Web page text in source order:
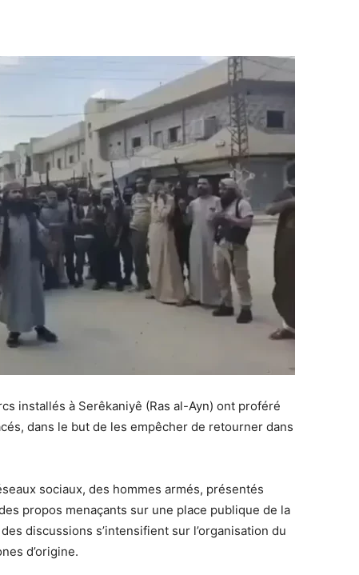
installés à Serêkaniyê (Ras al-Ayn) ont proféré
dans le but de les empêcher de retourner dans
sociaux, des hommes armés, présentés
propos menaçants sur une place publique de la
discussions s’intensifient sur l’organisation du
d’origine.